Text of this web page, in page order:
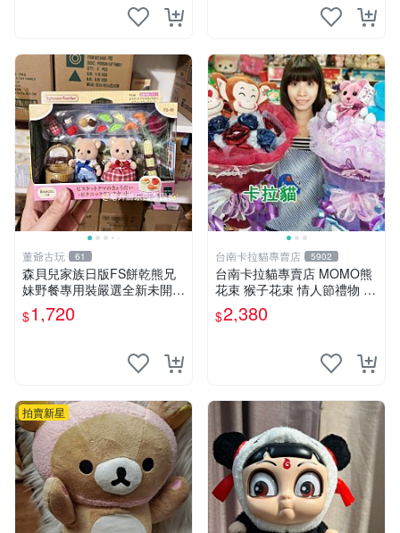
董爺古玩 61
森貝兒家族日版FS餅乾熊兄
妹野餐專用裝嚴選全新未開
封，包含兩組大童款紙盒裝，
適合收藏與分享。 餅乾熊兄
$1,720
台南卡拉貓專賣店 5902
台南卡拉貓專賣店 MOMO熊
花束 猴子花束 情人節禮物 二
選一 可繡字 可今天寄明天到
$2,380
拍賣新星